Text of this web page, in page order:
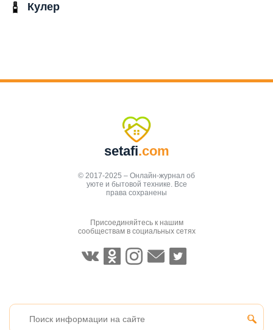
Кулер
setafi.com
© 2017-2025 – Онлайн-журнал об
уюте и бытовой технике. Все
права сохранены
Присоединяйтесь к нашим
сообществам в социальных сетях